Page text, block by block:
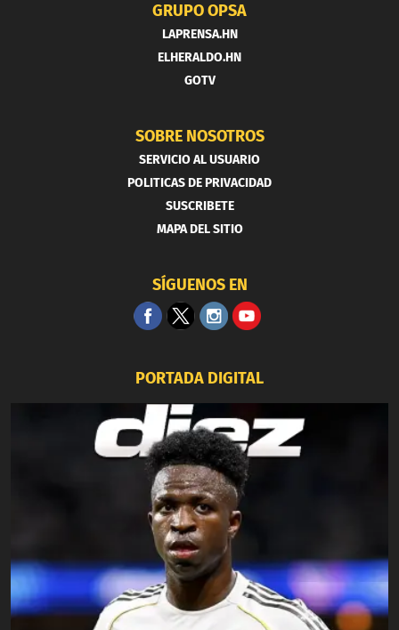
GRUPO OPSA
LAPRENSA.HN
ELHERALDO.HN
GOTV
SOBRE NOSOTROS
SERVICIO AL USUARIO
POLITICAS DE PRIVACIDAD
SUSCRIBETE
MAPA DEL SITIO
SÍGUENOS EN
PORTADA DIGITAL